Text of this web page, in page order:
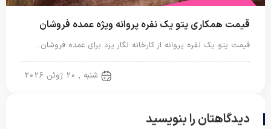
قیمت همکاری پتو یک نفره پروانه ویژه عمده فروشان
قیمت پتو یک نفره پروانه از کارخانه نگار یزد برای عمده فروشان…
شنبه , 20 ژوئن 2026
دیدگاهتان را بنویسید